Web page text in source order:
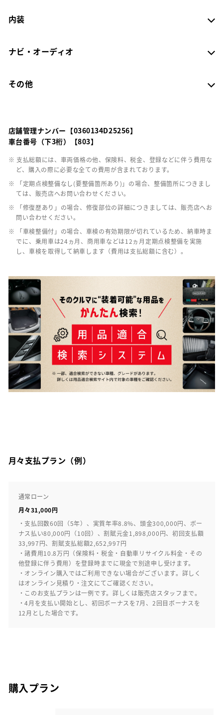
内装
ナビ・オーディオ
その他
店舗管理ナンバー【0360134D25256】
車台番号（下3桁）【803】
※ 支払総額には、車両価格の他、保険料、税金、登録などに伴う費用な
ど、購入の際に必要な全ての費用が含まれております。
※ 「定期点検整備なし(要整備箇所あり)」の場合、整備箇所につきまし
ては、販売店へお問い合わせください。
※ 「修復歴あり」の場合、修復部位の詳細につきましては、販売店へお
問い合わせください。
※ 「車検整備付」の場合、車検の有効期限が切れているため、納車時ま
でに、乗用車は24ヵ月、商用車などは12ヵ月定期点検整備を実施
し、車検を取得して納車します（費用は支払総額に含む）。
月々支払プラン（例）
通常ローン
月々31,000円
・支払回数60回（5年）、実質年率8.8%、頭金300,000円、ボー
ナス払い80,000円（10回）、割賦元金1,898,000円、初回支払額
33,997円、割賦支払総額2,652,997円
・諸費用10.8万円（保険料・税金・自動車リサイクル料金・その
他登録に伴う費用）を登録時までに現金で別途申し受けます。
・オンライン購入ではご利用できない場合がございます。詳しく
はオンライン見積り・注文にてご確認ください。
・このお支払プランは一例です。詳しくは販売店スタッフまで。
・4月を支払い開始とし、初回ボーナスを7月、2回目ボーナスを
12月とした場合です。
購入プラン